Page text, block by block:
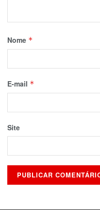
Nome *
E-mail *
Site